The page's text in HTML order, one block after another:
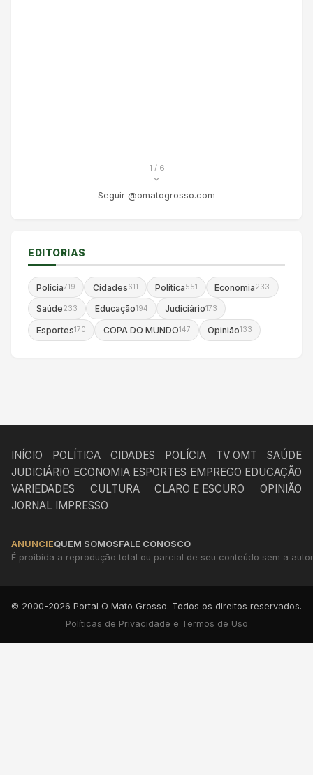
1 / 6
Seguir @omatogrosso.com
EDITORIAS
Polícia719 Cidades611 Política551 Economia233
Saúde233 Educação194 Judiciário173
Esportes170 COPA DO MUNDO147 Opinião133
INÍCIO POLÍTICA CIDADES POLÍCIA TV OMT
SAÚDE
JUDICIÁRIO ECONOMIA ESPORTES EMPREGO EDUCAÇÃO
VARIEDADES
CULTURA CLARO E ESCURO
OPINIÃO
JORNAL IMPRESSO
ANUNCIEQUEM SOMOSFALE CONOSCO
É proibida a reprodução total ou parcial de seu conteúdo sem a
© 2000-2026 Portal O Mato Grosso. Todos os direitos reservados.
Políticas de Privacidade e Termos de Uso